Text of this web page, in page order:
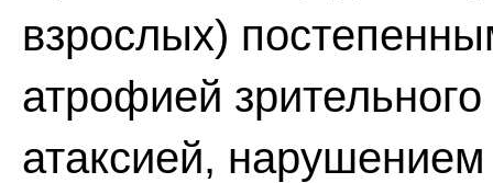
взрослых)
атрофией
атаксией,